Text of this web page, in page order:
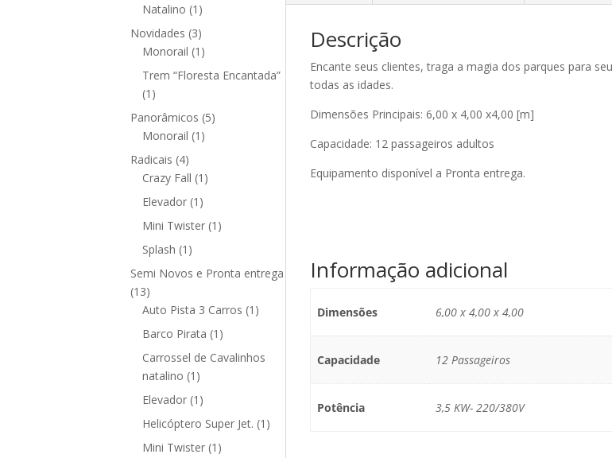
Descrição
Encante seus clientes, traga a magia dos parques para
todas as idades.
Dimensões Principais: 6,00 x 4,00 x4,00 [m]
Capacidade: 12 passageiros adultos
Equipamento disponível a Pronta entrega.
Informação adicional
Dimensões 6,00 x 4,00 x 4,00
Capacidade 12 Passageiros
Potência 3,5 KW- 220/380V
Natalino 1 1
produto
Novidades 33
produtos
Monorail 1 1
produto
Trem “Floresta Encantada”
1 1
produto
Panorâmicos 55
Monorail 1 1
Radicais 44
produtos
Crazy Fall 1 1
Elevador 1 1
produto
Mini Twister 1 1
Splash 1 1
produto
Semi Novos e Pronta entrega
1313
produtos
Auto Pista 3 Carros 1 1
Barco Pirata 1 1
produto
Carrossel de Cavalinhos
natalino 1 1
produto
Elevador 1 1
produto
Helicóptero Super Jet. 1 1
Mini Twister 1 1